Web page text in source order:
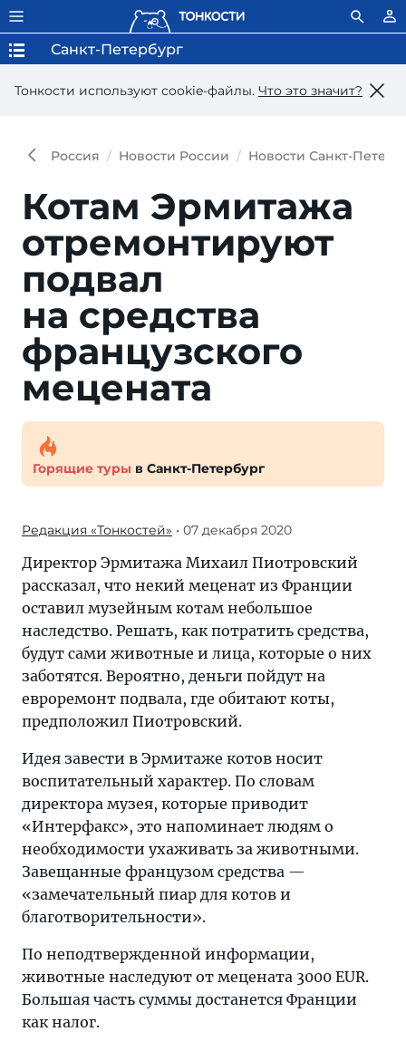
Тонкости используют сookie-файлы. Что это значит?
Санкт-Петербург
Россия Новости России Новости Санкт-
Котам Эрмитажа
отремонтируют
подвал
на средства
французского
мецената
Горящие туры в Санкт-Петербург
Редакция «Тонкостей» • 07 декабря 2020
Директор Эрмитажа Михаил Пиотровский
рассказал, что некий меценат из Франции
оставил музейным котам небольшое
наследство. Решать, как потратить средства,
будут сами животные и лица, которые о них
заботятся. Вероятно, деньги пойдут на
евроремонт подвала, где обитают коты,
предположил Пиотровский.
Идея завести в Эрмитаже котов носит
воспитательный характер. По словам
директора музея, которые приводит
«Интерфакс», это напоминает людям о
необходимости ухаживать за животными.
Завещанные французом средства —
«замечательный пиар для котов и
благотворительности».
По неподтвержденной информации,
животные наследуют от мецената 3000 EUR.
Большая часть суммы достанется Франции
как налог.